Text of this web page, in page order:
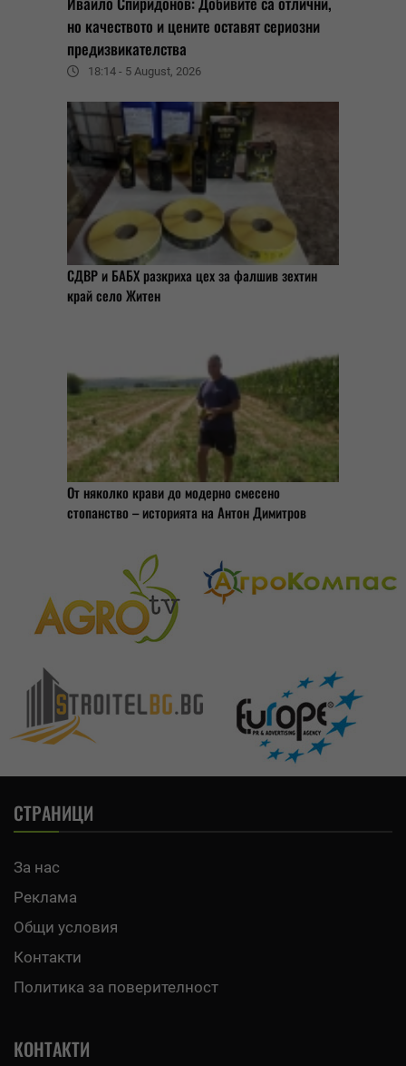
но качеството и цените оставят сериозни
предизвикателства
18:14 - 5 August, 2026
СДВР и БАБХ разкриха цех за фалшив зехтин
край село Житен
От няколко крави до модерно смесено
стопанство – историята на Антон Димитров
СТРАНИЦИ
За нас
Реклама
Общи условия
Контакти
Политика за поверителност
КОНТАКТИ